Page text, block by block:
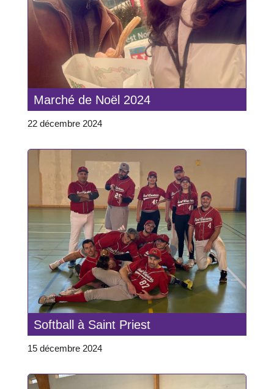
Marché de Noël 2024
22 décembre 2024
Softball à Saint Priest
15 décembre 2024